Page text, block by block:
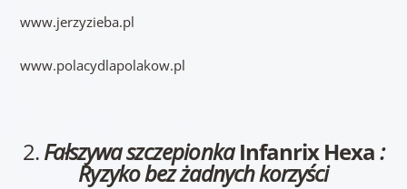
www.jerzyzieba.pl
www.polacydlapolakow.pl
2.Fałszywa szczepionkaInfanrix Hexa:
Ryzyko bez żadnych korzyści